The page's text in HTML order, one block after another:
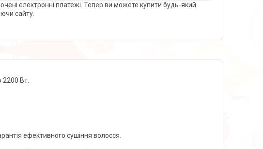
електронні платежі. Тепер ви можете купити будь-який
сайту.
Вт.
ефективного сушіння волосся.